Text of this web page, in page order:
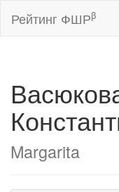
Рейтинг ФШРβ
Margarita